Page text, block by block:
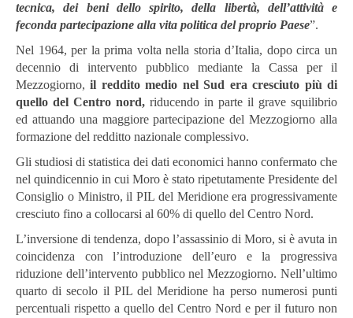
tecnica, dei beni dello spirito, della libertà, dell’attività e
feconda partecipazione alla vita politica del proprio Paese”.
Nel 1964, per la prima volta nella storia d’Italia, dopo circa un
decennio di intervento pubblico mediante la Cassa per il
Mezzogiorno,il reddito medio nel Sud era cresciuto più di
quello del Centro nord, riducendo in parte il grave squilibrio
ed attuando una maggiore partecipazione del Mezzogiorno alla
formazione del redditto nazionale complessivo.
Gli studiosi di statistica dei dati economici hanno confermato che
nel quindicennio in cui Moro è stato ripetutamente Presidente del
Consiglio o Ministro, il PIL del Meridione era progressivamente
cresciuto fino a collocarsi al 60% di quello del Centro Nord.
L’inversione di tendenza, dopo l’assassinio di Moro, si è avuta in
coincidenza con l’introduzione dell’euro e la progressiva
riduzione dell’intervento pubblico nel Mezzogiorno. Nell’ultimo
quarto di secolo il PIL del Meridione ha perso numerosi punti
percentuali rispetto a quello del Centro Nord e per il futuro non